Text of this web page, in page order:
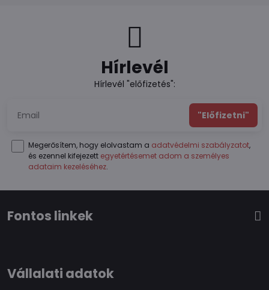
Hírlevél
Hírlevél "előfizetés":
"Előfizetni"
Megerősítem, hogy elolvastam a adatvédelmi szabályzatot,
és ezennel kifejezett egyetértésemet adom a személyes
adataim kezeléséhez.
Fontos linkek
Vállalati adatok